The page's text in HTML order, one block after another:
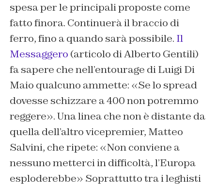
spesa per le principali proposte come
fatto finora. Continuerà il braccio di
ferro, fino a quando sarà possibile. Il
Messaggero (articolo di Alberto Gentili)
fa sapere che nell’entourage di Luigi Di
Maio qualcuno ammette: «Se lo spread
dovesse schizzare a 400 non potremmo
reggere». Una linea che non è distante da
quella dell’altro vicepremier, Matteo
Salvini, che ripete: «Non conviene a
nessuno metterci in difficoltà, l’Europa
esploderebbe» Soprattutto tra i leghisti